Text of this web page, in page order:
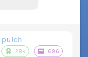
pulch
28k 696